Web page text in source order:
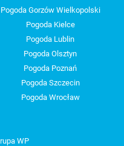
Pogoda Gorzów Wielkopolski
Pogoda Kielce
Pogoda Lublin
Pogoda Olsztyn
Pogoda Poznań
Pogoda Szczecin
Pogoda Wrocław
WP